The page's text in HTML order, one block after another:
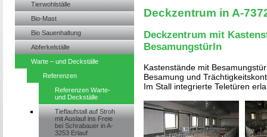
Tierwohlställe
Bio-Mast
Bio Sauenhaltung
Abferkelställe
Warte – und Deckställe
Referenzen
Referenzen Warte-
und Deckställe
Tieflaufstall auf Stroh
mit Auslauf ins Freie
bei Schrabauer in A-
3253 Erlauf
Deckzentrum in A-
Deckzentrum mit
Besamungstürln
Kastenstände mit
Besamung und
Im Stall integrierte Teletüren